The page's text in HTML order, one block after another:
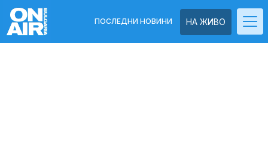
НА ЖИВО
ПОСЛЕДНИ НОВИНИ